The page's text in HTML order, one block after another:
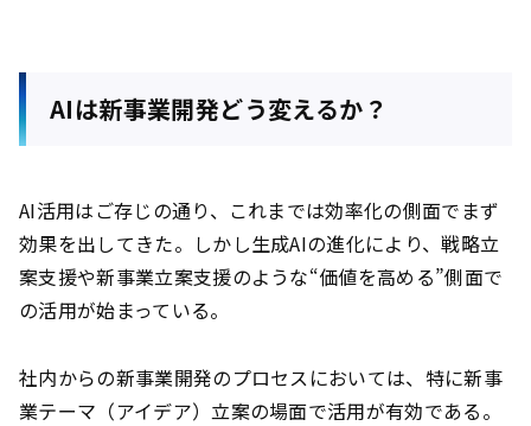
AIは新事業開発どう変えるか？
AI活用はご存じの通り、これまでは効率化の側面でまず
効果を出してきた。しかし生成AIの進化により、戦略立
案支援や新事業立案支援のような“価値を高める”側面で
の活用が始まっている。
社内からの新事業開発のプロセスにおいては、特に新事
業テーマ（アイデア）立案の場面で活用が有効である。